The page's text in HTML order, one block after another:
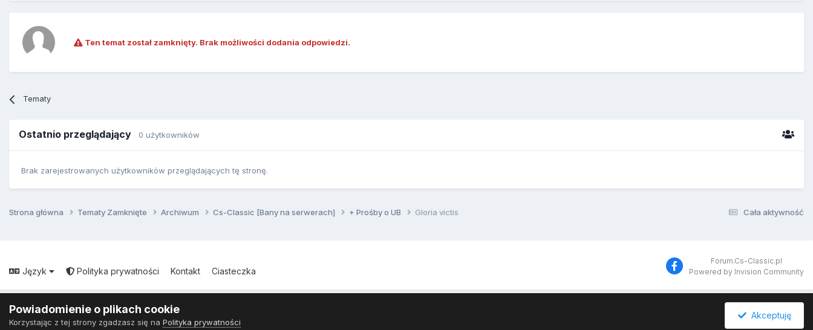
Ten temat został zamknięty. Brak możliwości dodania odpowiedzi.
Tematy
Ostatnio przeglądający 0 użytkowników
Brak zarejestrowanych użytkowników przeglądających tę stronę.
Cała aktywność
Strona główna Tematy Zamknięte Archiwum Cs-Classic [Bany na serwerach] + Prośby o UB Gloria victis
Język Polityka prywatności Kontakt Ciasteczka
Forum.Cs-Classic.pl
Powered by Invision Community
Powiadomienie o plikach cookie
Korzystając z tej strony zgadzasz się na Polityka prywatności
Akceptuję